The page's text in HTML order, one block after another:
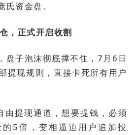
资金盘。
，正式开启收割
盘子泡沫彻底撑不住，7月6日
提现规则，直接卡死所有用户
由提现通道，想要提钱，必须
5倍，变相逼迫用户追加投